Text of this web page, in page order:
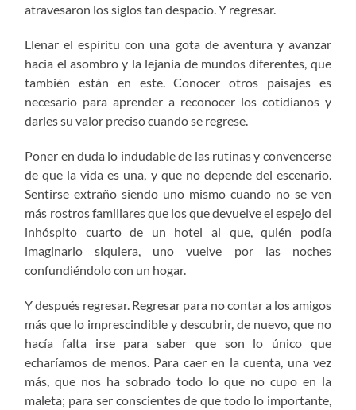
atravesaron los siglos tan despacio. Y regresar.
Llenar el espíritu con una gota de aventura y avanzar
hacia el asombro y la lejanía de mundos diferentes, que
también están en este. Conocer otros paisajes es
necesario para aprender a reconocer los cotidianos y
darles su valor preciso cuando se regrese.
Poner en duda lo indudable de las rutinas y convencerse
de que la vida es una, y que no depende del escenario.
Sentirse extraño siendo uno mismo cuando no se ven
más rostros familiares que los que devuelve el espejo del
inhóspito cuarto de un hotel al que, quién podía
imaginarlo siquiera, uno vuelve por las noches
confundiéndolo con un hogar.
Y después regresar. Regresar para no contar a los amigos
más que lo imprescindible y descubrir, de nuevo, que no
hacía falta irse para saber que son lo único que
echaríamos de menos. Para caer en la cuenta, una vez
más, que nos ha sobrado todo lo que no cupo en la
maleta; para ser conscientes de que todo lo importante,